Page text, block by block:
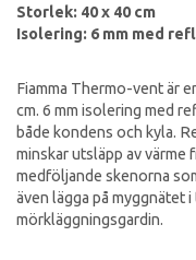
Storlek: 40 x 40 cm
Isolering: 6 mm med
Fiamma Thermo-vent är
cm. 6 mm isolering med
både kondens och kyla.
minskar utsläpp av värme
medföljande skenorna
även lägga på myggnätet
mörkläggningsgardin.